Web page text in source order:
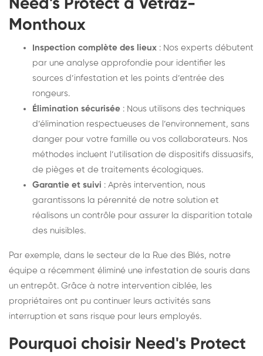
Need's Protect à Vétraz-
Monthoux
Inspection complète des lieux : Nos experts débutent
par une analyse approfondie pour identifier les
sources d’infestation et les points d’entrée des
rongeurs.
Élimination sécurisée : Nous utilisons des techniques
d’élimination respectueuses de l’environnement, sans
danger pour votre famille ou vos collaborateurs. Nos
méthodes incluent l’utilisation de dispositifs dissuasifs,
de pièges et de traitements écologiques.
Garantie et suivi : Après intervention, nous
garantissons la pérennité de notre solution et
réalisons un contrôle pour assurer la disparition totale
des nuisibles.
Par exemple, dans le secteur de la Rue des Blés, notre
équipe a récemment éliminé une infestation de souris dans
un entrepôt. Grâce à notre intervention ciblée, les
propriétaires ont pu continuer leurs activités sans
interruption et sans risque pour leurs employés.
Pourquoi choisir Need's Protect